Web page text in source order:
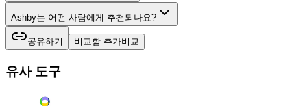
Ashby는 어떤 사람에게 추천되나요?
공유하기 비교함 추가비교
유사 도구